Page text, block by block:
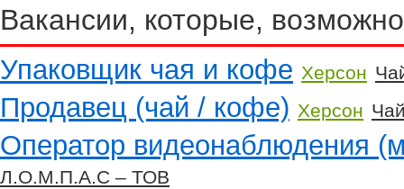
Вакансии, которые,
Упаковщик чая и кофе Херсон
Продавец (чай / кофе) Херсон
Оператор видеонаблюдения
Л.О.М.П.А.С – ТОВ